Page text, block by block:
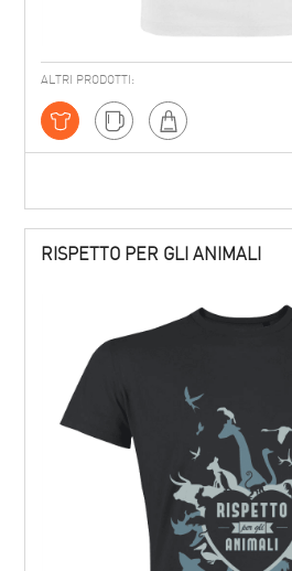
ALTRI PRODOTTI:
RISPETTO PER GLI ANIMALI